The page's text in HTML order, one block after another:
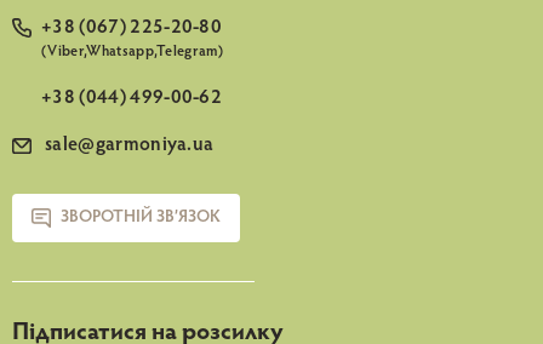
+38 (067) 225-20-80
(Viber,Whatsapp,Telegram)
+38 (044) 499-00-62
sale@garmoniya.ua
ЗВОРОТНІЙ ЗВ’ЯЗОК
Підписатися на розсилку